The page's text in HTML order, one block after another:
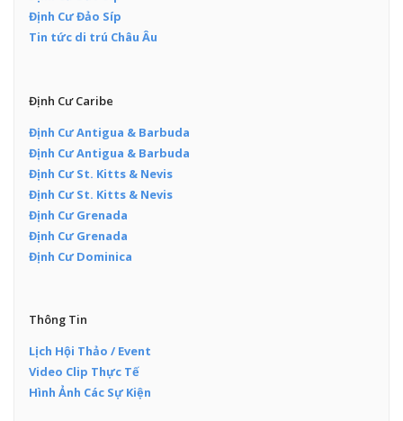
Định Cư Đảo Síp
Tin tức di trú Châu Âu
Định Cư Caribe
Định Cư Antigua & Barbuda
Định Cư Antigua & Barbuda
Định Cư St. Kitts & Nevis
Định Cư St. Kitts & Nevis
Định Cư Grenada
Định Cư Grenada
Định Cư Dominica
Thông Tin
Lịch Hội Thảo / Event
Video Clip Thực Tế
Hình Ảnh Các Sự Kiện